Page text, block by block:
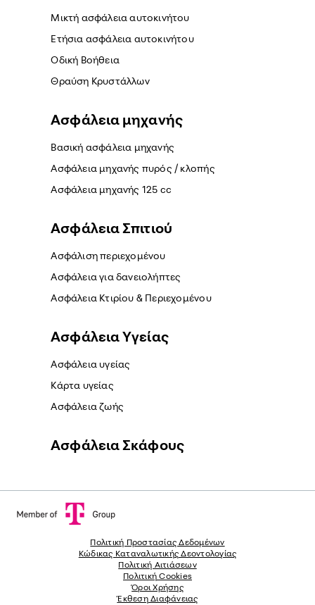
Μικτή ασφάλεια αυτοκινήτου
Ετήσια ασφάλεια αυτοκινήτου
Οδική Βοήθεια
Θραύση Κρυστάλλων
Ασφάλεια μηχανής
Βασική ασφάλεια μηχανής
Ασφάλεια μηχανής πυρός / κλοπής
Ασφάλεια μηχανής 125 cc
Ασφάλεια Σπιτιού
Ασφάλιση περιεχομένου
Ασφάλεια για δανειολήπτες
Ασφάλεια Κτιρίου & Περιεχομένου
Ασφάλεια Yγείας
Ασφάλεια υγείας
Κάρτα υγείας
Ασφάλεια ζωής
Ασφάλεια Σκάφους
Πολιτική Προστασίας Δεδομένων
Κώδικας Καταναλωτικής Δεοντολογίας
Πολιτική Αιτιάσεων
Πολιτική Cookies
Όροι Χρήσης
Έκθεση Διαφάνειας